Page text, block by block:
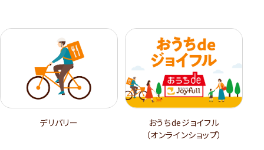
デリバリー
おうちdeジョイフル
（オンラインショップ）